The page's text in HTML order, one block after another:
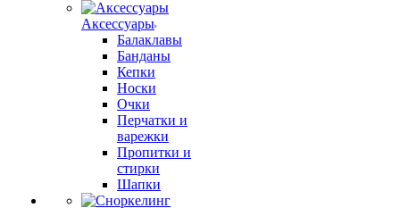
Аксессуары
Балаклавы
Банданы
Кепки
Носки
Очки
Перчатки и
варежки
Пропитки и
стирки
Шапки